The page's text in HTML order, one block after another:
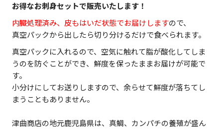
お得なお刺身セットで販売いたします！
内臓処理済み、皮もはいだ状態でお届けしますので、
真空パックから出したら切り分けるだけで食べられます。
真空パックに入れるので、空気に触れて脂が酸化してしま
うのを防ぐことができ、鮮度を保ったままお届けが可能で
す。
小分けにしてお送りしますので、余らせて鮮度が落ちてし
まうこともありません。
津曲商店の地元鹿児島県は、真鯛、カンパチの養殖が盛ん